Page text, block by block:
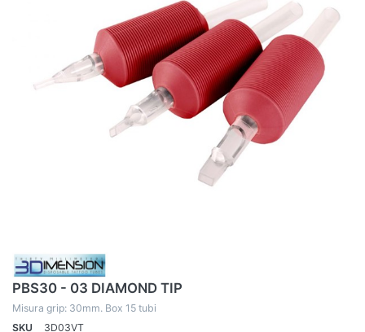
PBS30 - 03 DIAMOND TIP
Misura grip: 30mm. Box 15 tubi
SKU
3D03VT